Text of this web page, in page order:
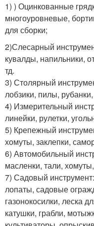
1) ) Оцинкованные
многоуровневые,
для сборки;
2)Слесарный
кувалды, напильники,
тд.
3) Столярный
лобзики, пилы,
4) Измерительный
линейки, рулетки,
5) Крепежный
хомуты, заклепки,
6) Автомобильный
масленки, тали,
7) Садовый
лопаты, садовые
газонокосилки, леска
катушки, грабли,